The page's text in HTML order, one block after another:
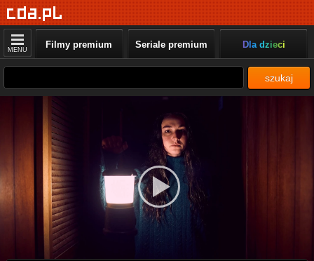
MENU Filmy premium Seriale premium Dla dzieci
szukaj